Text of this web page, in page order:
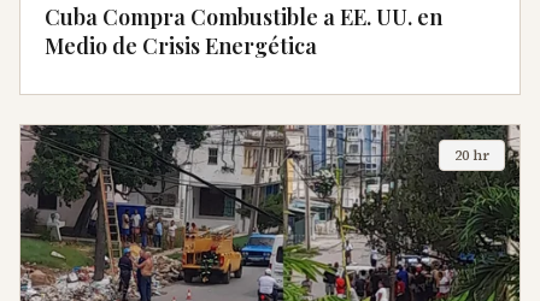
Cuba Compra Combustible a EE. UU. en
Medio de Crisis Energética
20 hr